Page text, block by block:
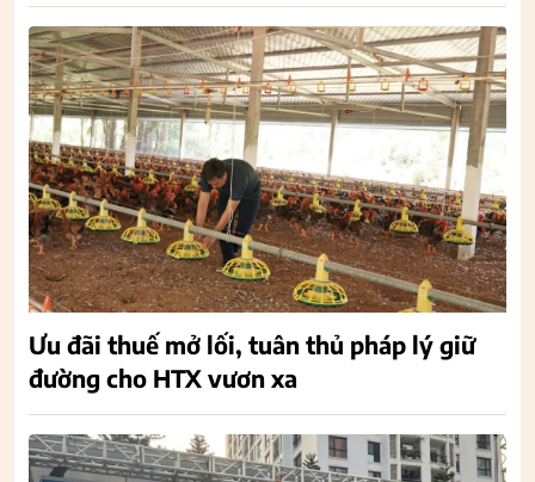
Ưu đãi thuế mở lối, tuân thủ pháp lý giữ
đường cho HTX vươn xa